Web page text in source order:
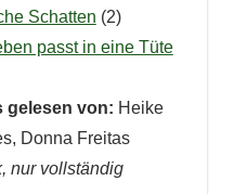
Schatten (2)
passt in eine Tüte
gelesen von: Heike
Donna Freitas
nur vollständig